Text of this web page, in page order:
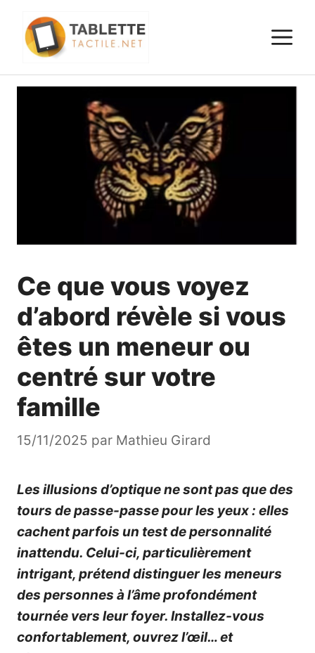
contenu
Ce que vous voyez
d’abord révèle si vous
êtes un meneur ou
centré sur votre
famille
15/11/2025 par Mathieu Girard
Les illusions d’optique ne sont pas que des
tours de passe-passe pour les yeux : elles
cachent parfois un test de personnalité
inattendu. Celui-ci, particulièrement
intrigant, prétend distinguer les meneurs
des personnes à l’âme profondément
tournée vers leur foyer. Installez-vous
confortablement, ouvrez l’œil… et